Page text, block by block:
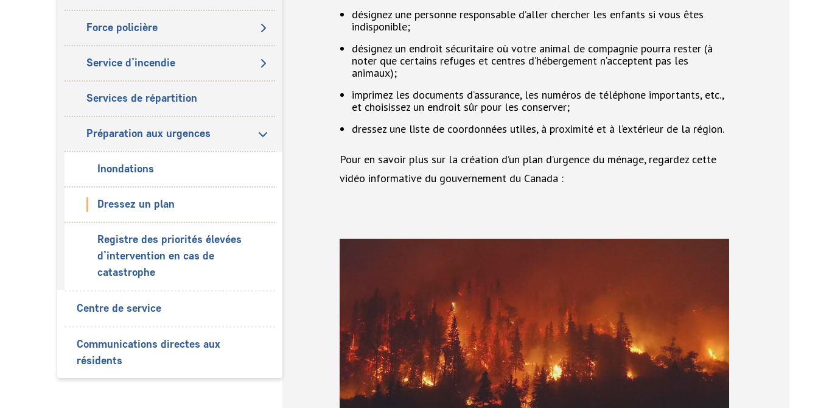
Force policière
Service d’incendie
Services de répartition
Préparation aux urgences
Inondations
Dressez un plan
Registre des priorités élevées
d’intervention en cas de
catastrophe
Centre de service
Communications directes aux
résidents
désignez une personne responsable d’aller chercher les enfants si vous êtes
indisponible;
désignez un endroit sécuritaire où votre animal de compagnie pourra rester (à
noter que certains refuges et centres d’hébergement n’acceptent pas les
animaux);
imprimez les documents d’assurance, les numéros de téléphone importants, etc.,
et choisissez un endroit sûr pour les conserver;
dressez une liste de coordonnées utiles, à proximité et à l’extérieur de la région.
Pour en savoir plus sur la création d’un plan d’urgence du ménage, regardez cette
vidéo informative du gouvernement du Canada :